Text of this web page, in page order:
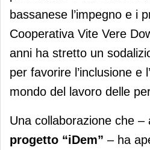
bassanese l’impegno e i
Cooperativa Vite Vere
anni ha stretto un
per favorire l’inclusione e
mondo del lavoro delle
Una collaborazione che –
progetto “iDem” – ha